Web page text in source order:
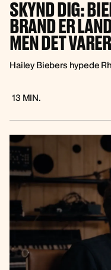
SKYND DIG:
BRAND ER
MEN DET
Hailey Biebers hypede
13 MIN.